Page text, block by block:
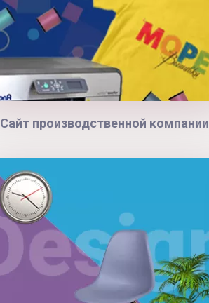
Сайт производственной компании